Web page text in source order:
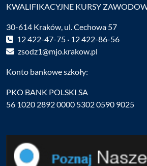
KWALIFIKACYJNE KURSY
30-614 Kraków, ul. Cechowa 57
12 422-47-75 · 12 422-86-56
zsodz1@mjo.krakow.pl
Konto bankowe szkoły:
PKO BANK POLSKI SA
56 1020 2892 0000 5302 0590 9025